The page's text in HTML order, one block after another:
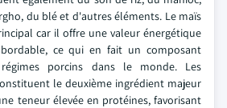
du blé et d'autres éléments. Le maïs
car il offre une valeur énergétique
ce qui en fait un composant
porcins dans le monde. Les
le deuxième ingrédient majeur
teneur élevée en protéines, favorisant